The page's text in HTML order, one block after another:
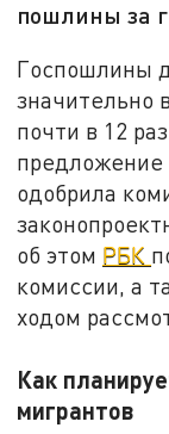
пошлины за
Госпошлины
значительно
почти в 12
предложение
одобрила
об этом РБК
комиссии, а
ходом
Как
мигрантов